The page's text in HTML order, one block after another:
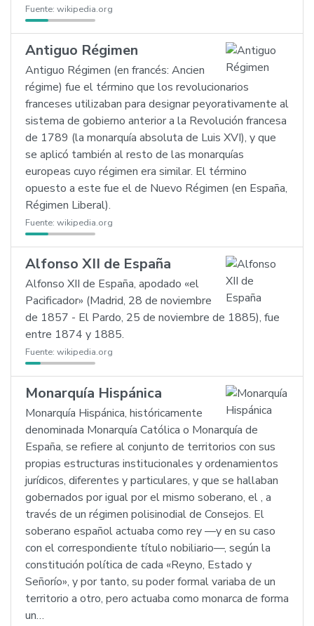
Fuente: wikipedia.org
Antiguo Régimen
Antiguo Régimen (en francés: Ancien
régime) fue el término que los revolucionarios
franceses utilizaban para designar peyorativamente al
sistema de gobierno anterior a la Revolución francesa
de 1789 (la monarquía absoluta de Luis XVI), y que
se aplicó también al resto de las monarquías
europeas cuyo régimen era similar. El término
opuesto a este fue el de Nuevo Régimen (en España,
Régimen Liberal).
Fuente: wikipedia.org
Alfonso XII de España
Alfonso XII de España, apodado «el
Pacificador» (Madrid, 28 de noviembre
de 1857 - El Pardo, 25 de noviembre de 1885), fue
entre 1874 y 1885.
Fuente: wikipedia.org
Monarquía Hispánica
Monarquía Hispánica, históricamente
denominada Monarquía Católica o Monarquía de
España, se refiere al conjunto de territorios con sus
propias estructuras institucionales y ordenamientos
jurídicos, diferentes y particulares, y que se hallaban
gobernados por igual por el mismo soberano, el , a
través de un régimen polisinodial de Consejos. El
soberano español actuaba como rey —y en su caso
con el correspondiente título nobiliario—, según la
constitución política de cada «Reyno, Estado y
Señorío», y por tanto, su poder formal variaba de un
territorio a otro, pero actuaba como monarca de forma
un…